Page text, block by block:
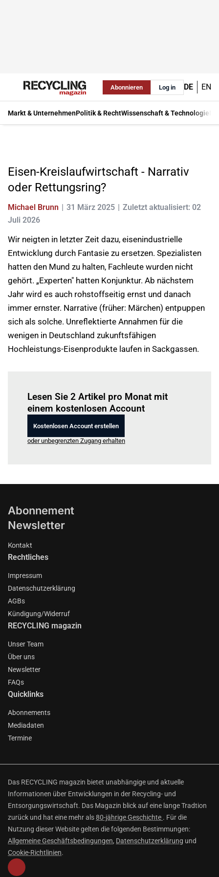
Abonnieren Log in DE EN
Markt & UnternehmenPolitik & RechtWissenschaft & Technologie
Eisen-Kreislaufwirtschaft - Narrativ
oder Rettungsring?
Michael Brunn 31 März 2025
Zuletzt aktualisiert: 02
Juli 2026
Wir neigten in letzter Zeit dazu, eisenindustrielle
Entwicklung durch Fantasie zu ersetzen. Spezialisten
hatten den Mund zu halten, Fachleute wurden nicht
gehört. „Experten" hatten Konjunktur. Ab nächstem
Jahr wird es auch rohstoffseitig ernst und danach
immer ernster. Narrative (früher: Märchen) entpuppen
sich als solche. Unreflektierte Annahmen für die
wenigen in Deutschland zukunftsfähigen
Hochleistungs-Eisenprodukte laufen in Sackgassen.
Lesen Sie 2 Artikel pro Monat mit
einem kostenlosen Account
Kostenlosen Account erstellen
oder unbegrenzten Zugang erhalten
Abonnement
Newsletter
Kontakt
Rechtliches
Impressum
Datenschutzerklärung
AGBs
Kündigung/Widerruf
RECYCLING magazin
Unser Team
Über uns
Newsletter
FAQs
Quicklinks
Abonnements
Mediadaten
Termine
Das RECYCLING magazin bietet unabhängige und aktuelle
Informationen über Entwicklungen in der Recycling- und
Entsorgungswirtschaft. Das Magazin blick auf eine lange Tradtion
zurück und hat eine mehr als80-jährige Geschichte . Für die
Nutzung dieser Website gelten die folgenden Bestimmungen:
Allgemeine Geschäftsbedingungen, Datenschutzerklärung und
Cookie-Richtlinien.